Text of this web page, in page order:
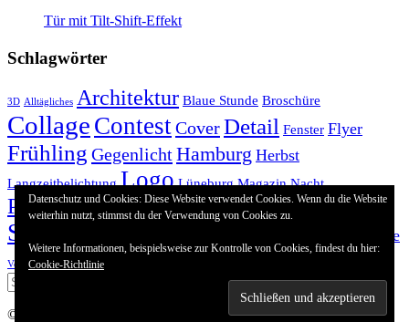
Tür mit Tilt-Shift-Effekt
Schlagwörter
3D Alltägliches Architektur Blaue Stunde Broschüre
Collage ContestCoverDetail Fenster Flyer
Frühling GegenlichtHamburg Herbst
Langzeitbelichtung Logo Lüneburg Magazin Nacht
PflanzenReinbek Retusche Ruine Satz
SchwarzWeiß Treppe
Vektor ViKa Winter Wismar
© Impressum Datenschutz
Datenschutz und Cookies: Diese Website verwendet Cookies. Wenn du die Website
weiterhin nutzt, stimmst du der Verwendung von Cookies zu.
Weitere Informationen, beispielsweise zur Kontrolle von Cookies, findest du hier:
Cookie-Richtlinie